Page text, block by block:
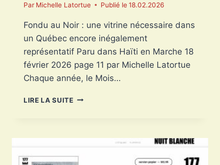
Par Michelle Latortue Publié le 18.02.2026
Fondu au Noir : une vitrine nécessaire dans
un Québec encore inégalement
représentatif Paru dans Haïti en Marche 18
février 2026 page 11 par Michelle Latortue
Chaque année, le Mois…
LIRE LA SUITEFONDU
UNE
NÉCESSAIRE